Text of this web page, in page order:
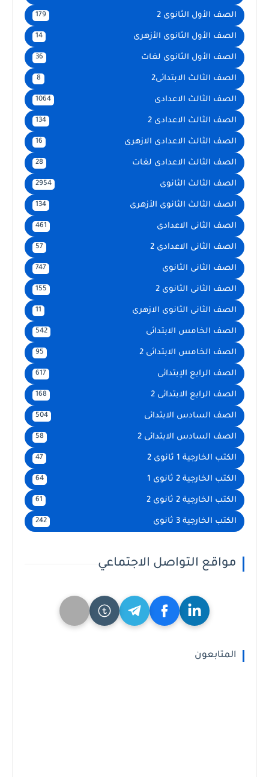
الصف الأول الثانوى 2 179
الصف الأول الثانوى الأزهرى 14
الصف الأول الثانوى لغات 36
الصف الثالث الابتدائى2 8
الصف الثالث الاعدادى 1064
الصف الثالث الاعدادى 2 134
الصف الثالث الاعدادى الازهرى 16
الصف الثالث الاعدادى لغات 28
الصف الثالث الثانوى 2954
الصف الثالث الثانوى الأزهرى 134
الصف الثانى الاعدادى 461
الصف الثانى الاعدادى 2 57
الصف الثانى الثانوى 747
الصف الثانى الثانوى 2 155
الصف الثانى الثانوى الازهرى 11
الصف الخامس الابتدائى 542
الصف الخامس الابتدائى 2 95
الصف الرابع الإبتدائى 617
الصف الرابع الابتدائى 2 168
الصف السادس الابتدائى 504
الصف السادس الابتدائى 2 58
الكتب الخارجية 1 ثانوى 2 47
الكتب الخارجية 2 ثانوى 1 64
الكتب الخارجية 2 ثانوى 2 61
الكتب الخارجية 3 ثانوى 242
مواقع التواصل الاجتماعي
المتابعون